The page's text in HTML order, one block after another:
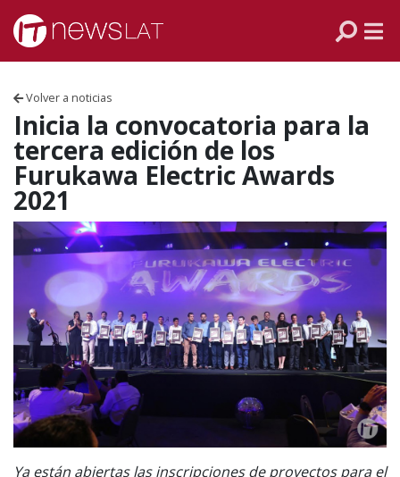
Skip to content
Volver a noticias
Inicia la convocatoria para la
tercera edición de los
Furukawa Electric Awards
2021
Ya están abiertas las inscripciones de proyectos para el
VENEZUELA
ECUADOR
CHILE
ARGENTINA
MÉXICO